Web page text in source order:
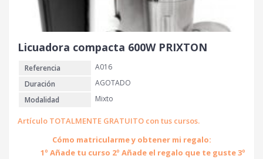
Licuadora compacta 600W PRIXTON
Referencia
A016
Duración
AGOTADO
Modalidad
Mixto
Artículo TOTALMENTE GRATUITO con tus cursos.
Cómo matricularme y obtener mi regalo:
1º Añade tu curso 2º Añade el regalo que te guste3º